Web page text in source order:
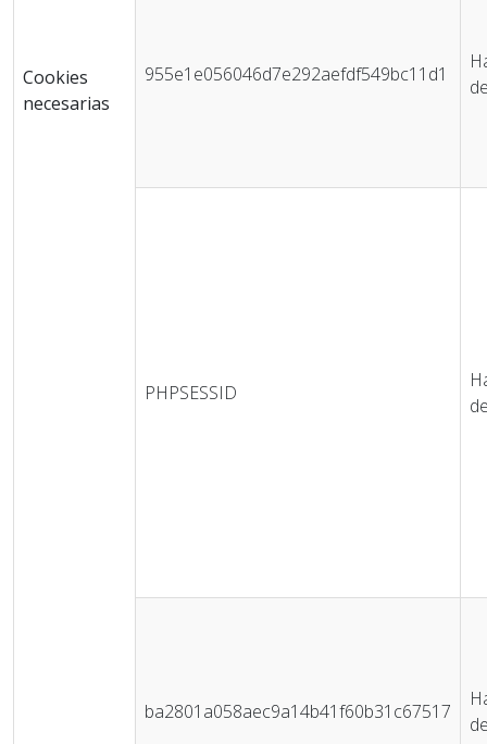
Cookies
necesarias
955e1e056046d7e292aefdf549bc11d1
PHPSESSID
ba2801a058aec9a14b41f60b31c67517